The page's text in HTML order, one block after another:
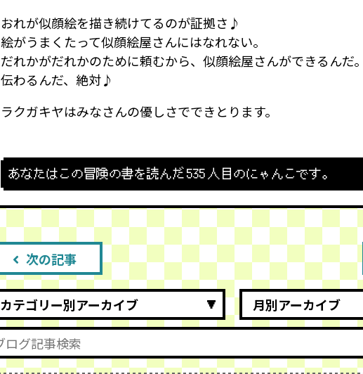
おれが似顔絵を描き続けてるのが証拠さ♪
絵がうまくたって似顔絵屋さんにはなれない。
だれかがだれかのために頼むから、似顔絵屋さんができるんだ。
伝わるんだ、絶対♪
ラクガキヤはみなさんの優しさでできとります。
あなたはこの冒険の書を読んだ 535 人目のにゃんこです。
次の記事